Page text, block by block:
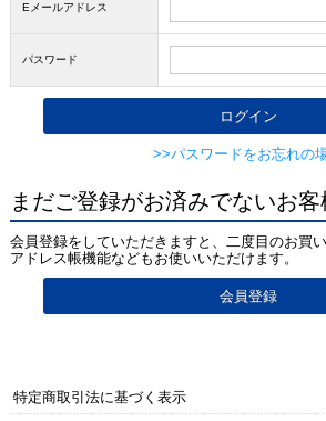
Eメールアドレス
パスワード
>>パスワードをお忘れの
まだご登録がお済みでないお客
会員登録をしていただきますと、二度目のお買
アドレス帳機能などもお使いいただけます。
特定商取引法に基づく表示